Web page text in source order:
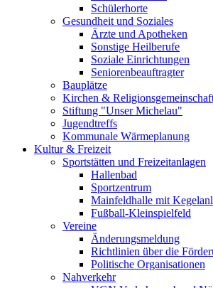
Schülerhorte
Gesundheit und Soziales
Ärzte und Apotheken
Sonstige Heilberufe
Soziale Einrichtungen
Seniorenbeauftragter
Bauplätze
Kirchen &
Stiftung "Unser Michelau"
Jugendtreffs
Kommunale Wärmeplanung
Kultur & Freizeit
Sportstätten und Freizeitanlagen
Hallenbad
Sportzentrum
Mainfeldhalle mit
Fußball-Kleinspielfeld
Vereine
Änderungsmeldung
Richtlinien über die
Politische Organisationen
Nahverkehr